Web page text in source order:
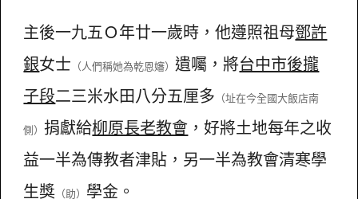
主後一九五Ｏ年廿一歲時，他遵照祖母鄧許
銀女士 （人們稱她為乾恩嬸）遺囑，將台中市後攏
子段二三米水田八分五厘多 （址在今全國大飯店南
側）捐獻給柳原長老教會 ，好將土地每年之收
益一半為傳教者津貼，另一半為教會清寒學
生獎 （助） 學金。